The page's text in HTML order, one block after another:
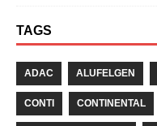
TAGS
ADAC ALUFELGEN
CONTI CONTINENTAL